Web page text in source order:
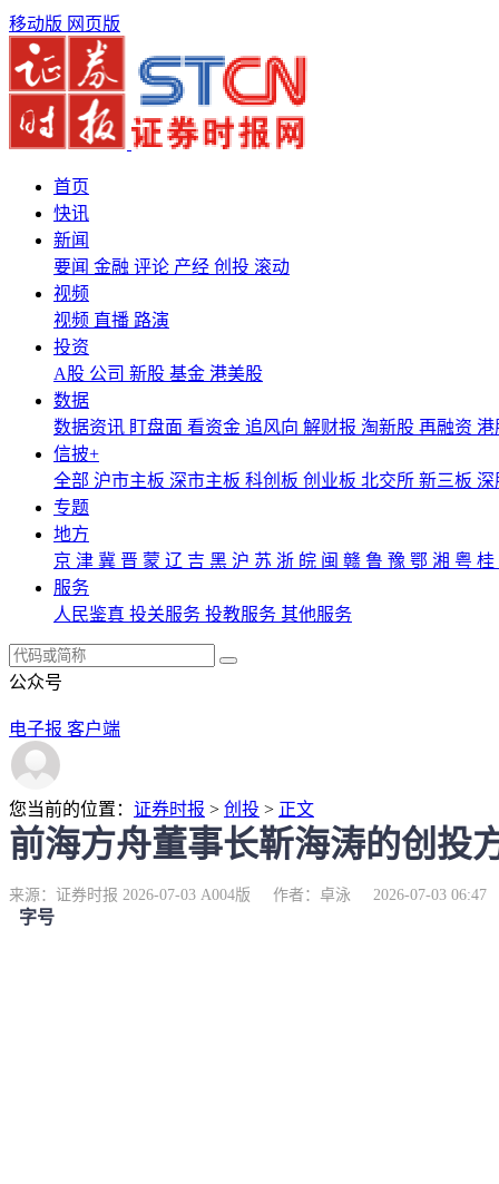
移动版 网页版
首页
快讯
新闻
要闻 金融 评论 产经 创投 滚动
视频
视频 直播 路演
投资
A股 公司 新股 基金 港美股
数据
数据资讯 盯盘面 看资金 追风向 解财报 淘新股 再融资
信披+
全部 沪市主板 深市主板 科创板 创业板 北交所 新三板
专题
地方
京 津 冀 晋 蒙 辽 吉 黑 沪 苏 浙 皖 闽 赣 鲁 豫 鄂 湘 粤 桂
服务
人民鉴真 投关服务 投教服务 其他服务
公众号
电子报 客户端
您当前的位置： 证券时报 > 创投 > 正文
前海方舟董事长靳海涛的创投
来源：证券时报 2026-07-03 A004版 作者：卓泳 2026-07-03 06:47
字号